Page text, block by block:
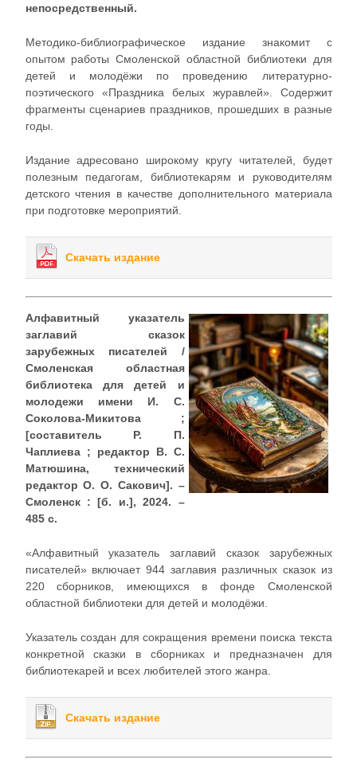
непосредственный.
Методико-библиографическое издание знакомит с
опытом работы Смоленской областной библиотеки для
детей и молодёжи по проведению литературно-
поэтического «Праздника белых журавлей». Содержит
фрагменты сценариев праздников, прошедших в разные
годы.
Издание адресовано широкому кругу читателей, будет
полезным педагогам, библиотекарям и руководителям
детского чтения в качестве дополнительного материала
при подготовке мероприятий.
Скачать издание
Алфавитный указатель
заглавий сказок
зарубежных писателей /
Смоленская областная
библиотека для детей и
молодежи имени И. С.
Соколова-Микитова ;
[составитель Р. П.
Чаплиева ; редактор В. С.
Матюшина, технический
редактор О. О. Сакович]. –
Смоленск : [б. и.], 2024. –
485 с.
«Алфавитный указатель заглавий сказок зарубежных
писателей» включает 944 заглавия различных сказок из
220 сборников, имеющихся в фонде Смоленской
областной библиотеки для детей и молодёжи.
Указатель создан для сокращения времени поиска текста
конкретной сказки в сборниках и предназначен для
библиотекарей и всех любителей этого жанра.
Скачать издание